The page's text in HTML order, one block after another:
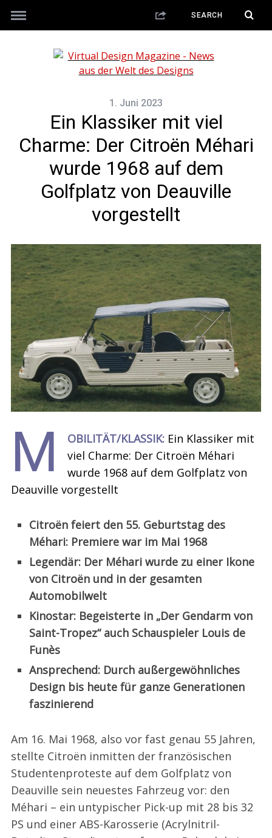
1. Juni 2023
Ein Klassiker mit viel
Charme: Der Citroën Méhari
wurde 1968 auf dem
Golfplatz von Deauville
vorgestellt
M OBILITÄT/KLASSIK: Ein Klassiker mit
viel Charme: Der Citroën Méhari
wurde 1968 auf dem Golfplatz von
Deauville vorgestellt
Citroën feiert den 55. Geburtstag des
Méhari: Premiere war im Mai 1968
Legendär: Der Méhari wurde zu einer Ikone
von Citroën und in der gesamten
Automobilwelt
Kinostar: Begeisterte in „Der Gendarm von
Saint-Tropez“ auch Schauspieler Louis de
Funès
Ansprechend: Durch außergewöhnliches
Design bis heute für ganze Generationen
faszinierend
Am 16. Mai 1968, also vor fast genau 55 Jahren,
stellte Citroën inmitten der französischen
Studentenproteste auf dem Golfplatz von
Deauville sein neuestes Fahrzeug vor: den
Méhari – ein untypischer Pick-up mit 28 bis 32
PS und einer ABS-Karosserie (Acrylnitril-